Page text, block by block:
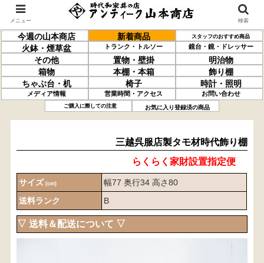
今週の山本商店 新着商品 スタッフのおすすめ商品
火鉢・煙草盆 トランク・トルソー 鏡台・鏡・ドレッサー
その他 置物・壁掛
明治物
箱物
本棚・本箱
飾り棚
ちゃぶ台・机
椅子 時計・照明
メディア情報 営業時間・アクセス お問い合わせ
ご購入に際しての注意 お気に入り登録済の商品
三越呉服店製タモ材
三越呉服店製タモ材時代飾り棚
らくらく家財設置指定便
サイズ (cm)
幅77 奥行34 高さ80
送料ランク
B
▽ 送料＆配送について ▽
メニュー 検索